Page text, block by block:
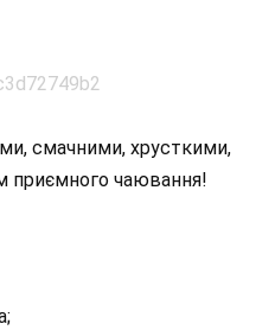
смачними, хрусткими,
приємного чаювання!